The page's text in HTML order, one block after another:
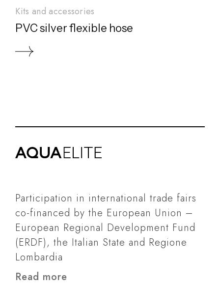
Kits and accessories
PVC silver flexible hose
Participation in international trade fairs
co-financed by the European Union –
European Regional Development Fund
(ERDF), the Italian State and Regione
Lombardia
Read more